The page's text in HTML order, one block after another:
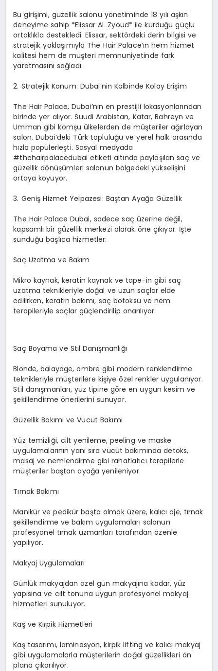
Bu girişimi, güzellik salonu yönetiminde 18 yılı aşkın
deneyime sahip *Elissar AL Zyoud* ile kurduğu güçlü
ortaklıkla destekledi. Elissar, sektördeki derin bilgisi ve
stratejik yaklaşımıyla The Hair Palace’ın hem hizmet
kalitesi hem de müşteri memnuniyetinde fark
yaratmasını sağladı.
2.⁠ ⁠Stratejik Konum: Dubai’nin Kalbinde Kolay Erişim
The Hair Palace, Dubai’nin en prestijli lokasyonlarından
birinde yer alıyor. Suudi Arabistan, Katar, Bahreyn ve
Umman gibi komşu ülkelerden de müşteriler ağırlayan
salon, Dubai’deki Türk topluluğu ve yerel halk arasında
hızla popülerleşti. Sosyal medyada
#thehairpalacedubai etiketi altında paylaşılan saç ve
güzellik dönüşümleri salonun bölgedeki yükselişini
ortaya koyuyor.
3.⁠ ⁠Geniş Hizmet Yelpazesi: Baştan Ayağa Güzellik
The Hair Palace Dubai, sadece saç üzerine değil,
kapsamlı bir güzellik merkezi olarak öne çıkıyor. İşte
sunduğu başlıca hizmetler:
Saç Uzatma ve Bakım
Mikro kaynak, keratin kaynak ve tape-in gibi saç
uzatma teknikleriyle doğal ve uzun saçlar elde
edilirken, keratin bakımı, saç botoksu ve nem
terapileriyle saçlar güçlendirilip onarılıyor.
Saç Boyama ve Stil Danışmanlığı
Blonde, balayage, ombre gibi modern renklendirme
teknikleriyle müşterilere kişiye özel renkler uygulanıyor.
Stil danışmanları, yüz tipine göre en uygun kesim ve
şekillendirme önerilerini sunuyor.
Güzellik Bakımı ve Vücut Bakımı
Yüz temizliği, cilt yenileme, peeling ve maske
uygulamalarının yanı sıra vücut bakımında detoks,
masaj ve nemlendirme gibi rahatlatıcı terapilerle
müşteriler baştan ayağa yenileniyor.
Tırnak Bakımı
Manikür ve pedikür başta olmak üzere, kalıcı oje, tırnak
şekillendirme ve bakım uygulamaları salonun
profesyonel tırnak uzmanları tarafından özenle
yapılıyor.
Makyaj Uygulamaları
Günlük makyajdan özel gün makyajına kadar, yüz
yapısına ve cilt tonuna uygun profesyonel makyaj
hizmetleri sunuluyor.
Kaş ve Kirpik Hizmetleri
Kaş tasarımı, laminasyon, kirpik lifting ve kalıcı makyaj
gibi uygulamalarla müşterilerin doğal güzellikleri ön
plana çıkarılıyor.